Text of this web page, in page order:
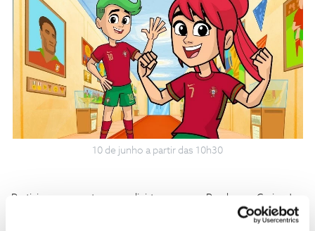
10 de junho a partir das 10h30
Participe no passatempo e divirta-se com o Panda e os Caricas!